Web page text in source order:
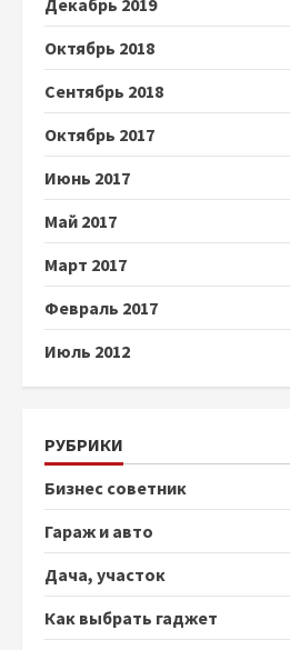
Декабрь 2019
Октябрь 2018
Сентябрь 2018
Октябрь 2017
Июнь 2017
Май 2017
Март 2017
Февраль 2017
Июль 2012
РУБРИКИ
Бизнес советник
Гараж и авто
Дача, участок
Как выбрать гаджет